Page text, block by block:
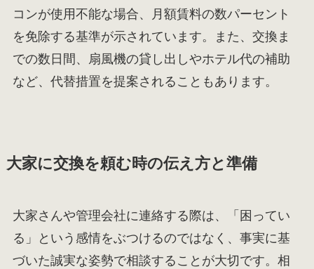
コンが使用不能な場合、月額賃料の数パーセント
を免除する基準が示されています。また、交換ま
での数日間、扇風機の貸し出しやホテル代の補助
など、代替措置を提案されることもあります。
大家に交換を頼む時の伝え方と準備
大家さんや管理会社に連絡する際は、「困ってい
る」という感情をぶつけるのではなく、事実に基
づいた誠実な姿勢で相談することが大切です。相